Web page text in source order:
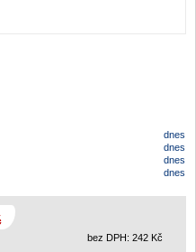
dnes
dnes
dnes
dnes
bez DPH: 242 Kč